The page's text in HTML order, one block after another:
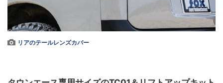
リアのテールレンズカバー